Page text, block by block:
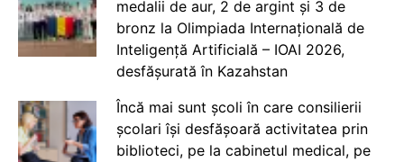
medalii de aur, 2 de argint și 3 de
bronz la Olimpiada Internațională de
Inteligență Artificială – IOAI 2026,
desfășurată în Kazahstan
Încă mai sunt școli în care consilierii
școlari își desfășoară activitatea prin
biblioteci, pe la cabinetul medical, pe